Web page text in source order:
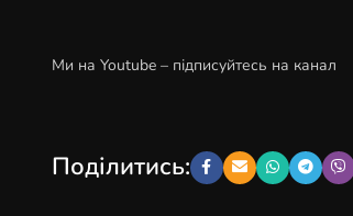
Ми на Youtube – підписуйтесь на канал
Поділитись: